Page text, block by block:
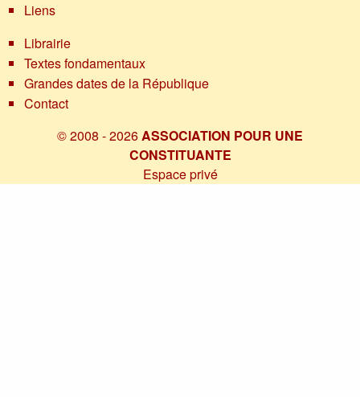
Liens
Librairie
Textes fondamentaux
Grandes dates de la République
Contact
© 2008 - 2026ASSOCIATION POUR UNE
CONSTITUANTE
Espace privé